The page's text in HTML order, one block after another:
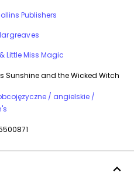
Publishers
Little Miss Magic
Sunshine and the Wicked Witch
/ angielskie /